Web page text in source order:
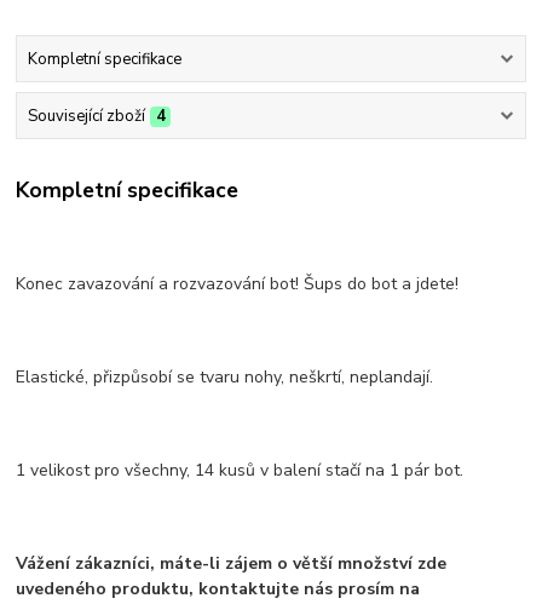
Kompletní specifikace
Související zboží 4
Kompletní specifikace
Konec zavazování a rozvazování bot! Šups do bot a jdete!
Elastické, přizpůsobí se tvaru nohy, neškrtí, neplandají.
1 velikost pro všechny, 14 kusů v balení stačí na 1 pár bot.
Vážení zákazníci, máte-li zájem o větší množství zde
uvedeného produktu, kontaktujte nás prosím na